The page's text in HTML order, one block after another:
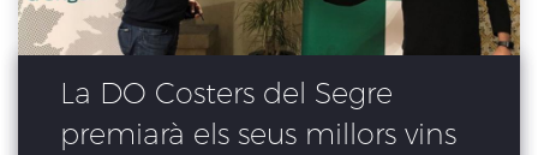
La DO Costers del Segre
premiarà els seus millors vins